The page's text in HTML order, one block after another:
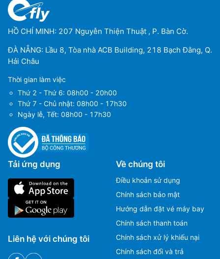
HỒ CHÍ MINH: 207 Nguyễn Thiện Thuật , P. Bàn Cờ.
ĐÀ NẴNG: Lầu 8, Tòa nhà ACB Building, 218 Bạch Đằng, Q.
Hải Châu
Thời gian làm việc
Thứ 2 - Thứ 6: 08h00 - 20h00
Thứ 7 - Chủ nhật: 08h00 - 17h30
Ngày lễ, Tết: 08h00 - 17h30
Tải ứng dụng
Liên hệ với chúng tôi
Về chúng tôi
Điều khoản sử dụng
Chính sách bảo mật
Hướng dẫn đặt vé máy bay
Chính sách thanh toán
Chính sách xử lý khiếu nại
Chính sách đổi và trả